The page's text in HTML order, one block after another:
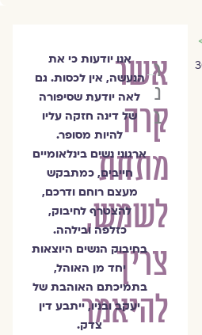
אשר
קרה
מתחת
לשמש,
צריך
להיאמר
רותי
נצר
בידץ
אנו יודעות כי את
הנעשה, אין לכסות. גם
לאה יודעת שסיפורה
של דינה חזקה עליו
להיות מסופר.
ארגוני נשים בינלאומיים
חייבים, כמתבקש
מעצם רוחם ודרכם,
להצטרף לחיבוק,
כזלפה ובילהה.
בחיבוק הנשים היוצאות
יחד מן האוהל,
בתמיכתם האוהבת של
יעקב ובניו, ייתבע דין
צדק.